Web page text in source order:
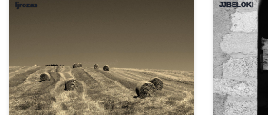
ljrozas JJBELOKI